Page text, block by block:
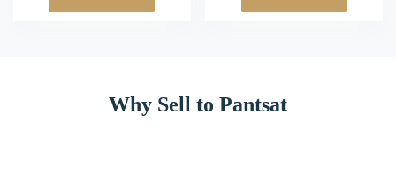
Why Sell to Pantsat